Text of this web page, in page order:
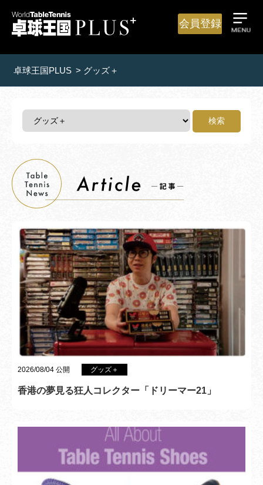
会員登録
卓球王国PLUS > グッズ＋
2026/08/04 公開 グッズ＋
香港の夢見る狂人コレクター「ドリーマー21」